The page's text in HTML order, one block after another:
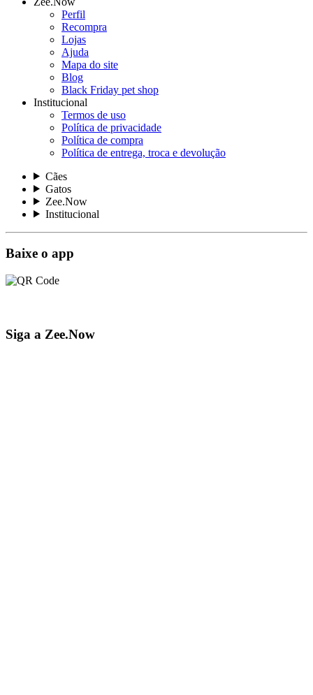
Perfil
Recompra
Lojas
Ajuda
Mapa do site
Blog
Black Friday pet shop
Institucional
Termos de uso
Política de privacidade
Política de compra
Política de entrega, troca e devolução
Cães
Gatos
Zee.Now
Institucional
Baixe o app
Siga a Zee.Now